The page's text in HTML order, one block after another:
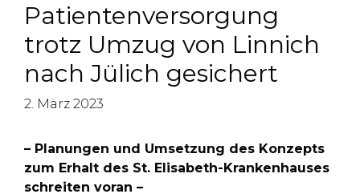
Patientenversorgung
trotz Umzug von Linnich
nach Jülich gesichert
2. März 2023
– Planungen und Umsetzung des Konzepts
zum Erhalt des St. Elisabeth-Krankenhauses
schreiten voran –